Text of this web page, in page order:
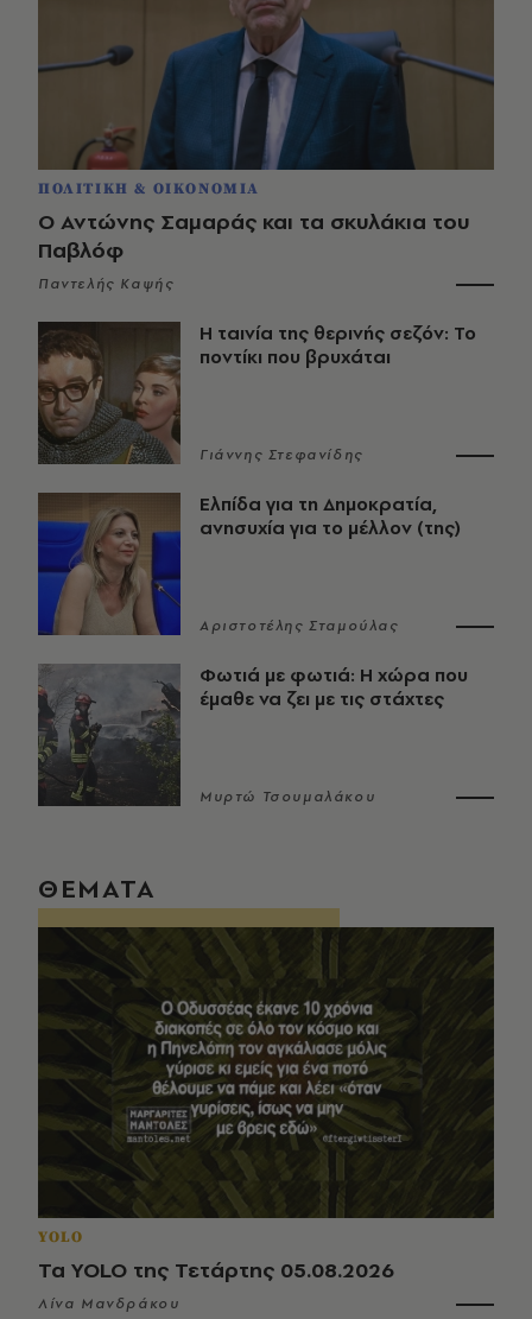
ΠΟΛΙΤΙΚΗ & ΟΙΚΟΝΟΜΙΑ
Ο Αντώνης Σαμαράς και τα σκυλάκια του
Παβλόφ
Παντελής Καψής
Η ταινία της θερινής σεζόν: Το
ποντίκι που βρυχάται
Γιάννης Στεφανίδης
Ελπίδα για τη Δημοκρατία,
ανησυχία για το μέλλον (της)
Αριστοτέλης Σταμούλας
Φωτιά με φωτιά: Η χώρα που
έμαθε να ζει με τις στάχτες
Μυρτώ Τσουμαλάκου
ΘΕΜΑΤΑ
YOLO
Τα YOLO της Τετάρτης 05.08.2026
Λίνα Μανδράκου